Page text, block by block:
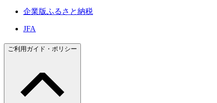
企業版ふるさと納税
JFA
ご利用ガイド・ポリシー